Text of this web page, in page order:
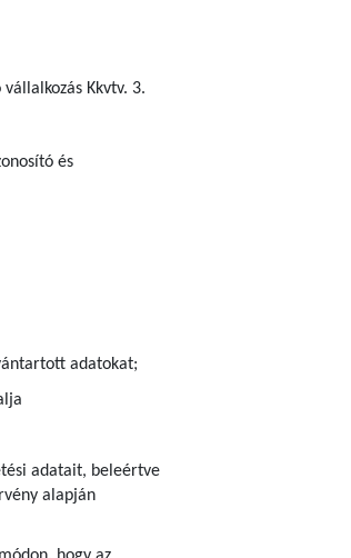
Kkvtv. 3.
és
adatokat;
adatait, beleértve
alapján